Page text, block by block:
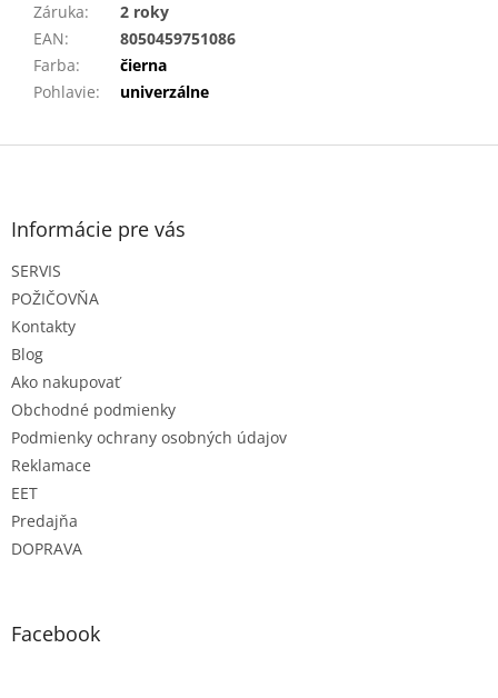
Záruka:
2 roky
EAN:
8050459751086
Farba:
čierna
Pohlavie: univerzálne
Z
Informácie pre vás
SERVIS
POŽIČOVŇA
Kontakty
Blog
Ako nakupovať
Obchodné podmienky
Podmienky ochrany osobných údajov
Reklamace
EET
Predajňa
DOPRAVA
Facebook